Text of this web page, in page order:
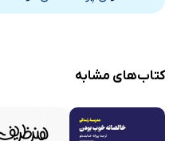
آرمان‌گرایی
بازگشتگی
افسانۀ جاودانگی
کتاب‌های مشابه